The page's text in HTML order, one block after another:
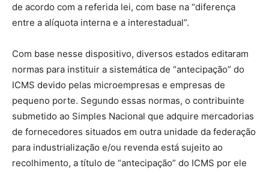
de acordo com a referida lei, com base na “diferença
entre a alíquota interna e a interestadual”.
Com base nesse dispositivo, diversos estados editaram
normas para instituir a sistemática de “antecipação” do
ICMS devido pelas microempresas e empresas de
pequeno porte. Segundo essas normas, o contribuinte
submetido ao Simples Nacional que adquire mercadorias
de fornecedores situados em outra unidade da federação
para industrialização e/ou revenda está sujeito ao
recolhimento, a título de “antecipação” do ICMS por ele